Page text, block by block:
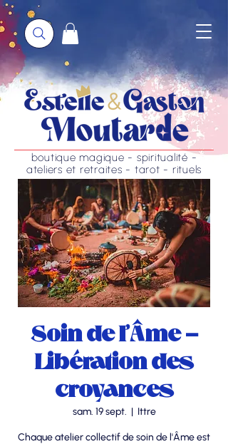
boutique magique - spiritualité -
ateliers et retraites - tarot - rituels
Soin de l'Âme -
Libération des
croyances
sam. 19 sept.
  |
Ittre
Chaque atelier collectif de soin de l'Âme est